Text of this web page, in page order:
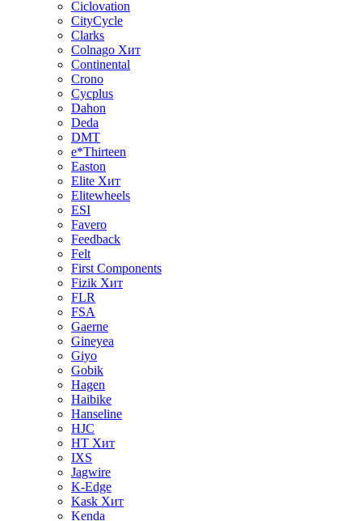
Ciclovation
CityCycle
Clarks
Colnago Хит
Continental
Crono
Cycplus
Dahon
Deda
DMT
e*Thirteen
Easton
Elite Хит
Elitewheels
ESI
Favero
Feedback
Felt
First Components
Fizik Хит
FLR
FSA
Gaerne
Gineyea
Giyo
Gobik
Hagen
Haibike
Hanseline
HJC
HT Хит
IXS
Jagwire
K-Edge
Kask Хит
Kenda